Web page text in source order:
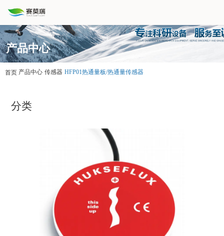
产品中心
首页 产品中心 传感器 HFP01热通量板/热通量传感器
分类